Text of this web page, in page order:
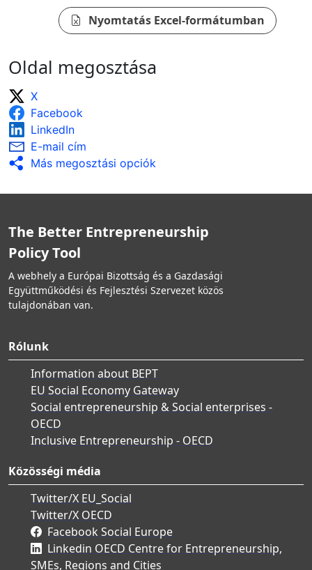
Nyomtatás Excel-formátumban
Oldal megosztása
X
Facebook
LinkedIn
E-mail cím
Más megosztási opciók
The Better Entrepreneurship
Policy Tool
A webhely a Európai Bizottság és a Gazdasági
Együttműködési és Fejlesztési Szervezet közös
tulajdonában van.
Rólunk
Information about BEPT
EU Social Economy Gateway
Social entrepreneurship & Social enterprises -
OECD
Inclusive Entrepreneurship - OECD
Közösségi média
Twitter/X EU_Social
Twitter/X OECD
Facebook Social Europe
Linkedin OECD Centre for Entrepreneurship,
SMEs, Regions and Cities